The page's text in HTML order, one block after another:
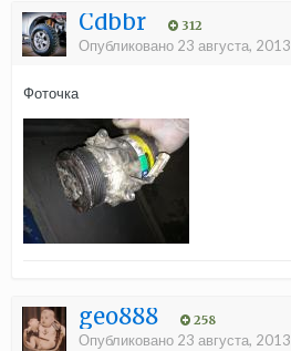
Cdbbr 312
Опубликовано 23 августа, 2013
Фоточка
geo888 258
Опубликовано 23 августа, 2013